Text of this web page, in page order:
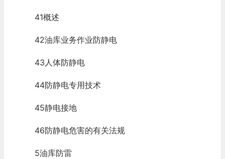
41概述
42油库业务作业防静电
43人体防静电
44防静电专用技术
45静电接地
46防静电危害的有关法规
5油库防雷